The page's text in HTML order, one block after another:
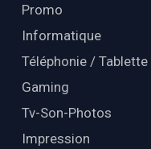
Promo
Informatique
Téléphonie / Tablette
Gaming
Tv-Son-Photos
Impression